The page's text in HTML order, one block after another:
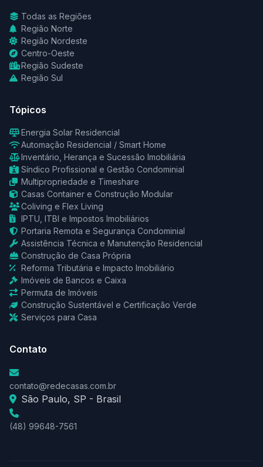
Todas as Regiões
Região Norte
Região Nordeste
Centro-Oeste
Região Sudeste
Região Sul
Tópicos
Energia Solar Residencial
Automação Residencial / Smart Home
Inventário, Herança e Sucessão Imobiliária
Síndico Profissional e Gestão Condominial
Multipropriedade e Timeshare
Casas Container e Construção Modular
Coliving e Flex Living
IPTU, ITBI e Impostos Imobiliários
Portaria Remota e Segurança Condominial
Assistência Técnica e Manutenção Residencial
Construção de Casa Própria
Reforma Tributária e Impacto Imobiliário
Imóveis de Bancos e Caixa
Permuta de Imóveis
Construção Sustentável e Certificação Verde
Serviços para Casa
Contato
contato@redecasas.com.br
São Paulo, SP - Brasil
(48) 99648-7561